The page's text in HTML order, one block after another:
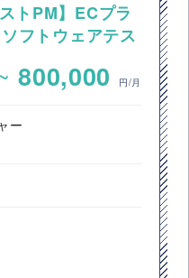
トPM】ECプラ
フトウェアテス
800,000 円/月
ー